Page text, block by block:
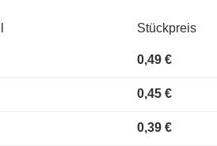
Stückpreis
0,49 €
0,45 €
0,39 €